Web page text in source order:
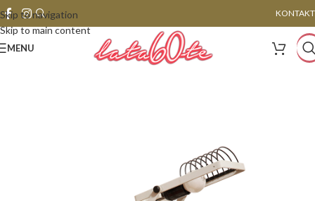
Skip to navigation
Skip to main content
KONTAKT
MENU